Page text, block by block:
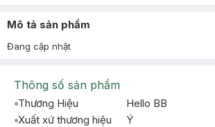
Mô tả sản phẩm
Đang cập nhật
Thông số sản phẩm
Thương Hiệu
Hello BB
Xuất xứ thương hiệu
Ý